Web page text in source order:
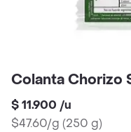
Colanta Chorizo
$ 11.900 /u
$47.60/g (250 g)